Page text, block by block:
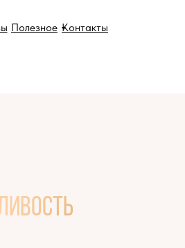
Полезное Контакты